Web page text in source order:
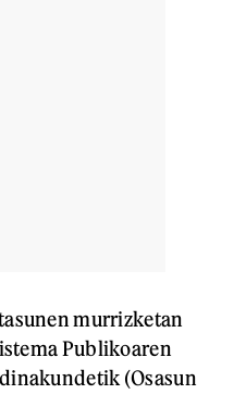
murrizketan
Publikoaren
(Osasun